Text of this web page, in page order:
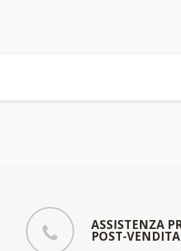
ASSISTENZA
POST-VENDITA